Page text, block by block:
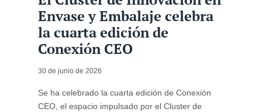
Envase y Embalaje celebra
la cuarta edición de
Conexión CEO
30 de junio de 2026
Se ha celebrado la cuarta edición de Conexión
CEO, el espacio impulsado por el Cluster de